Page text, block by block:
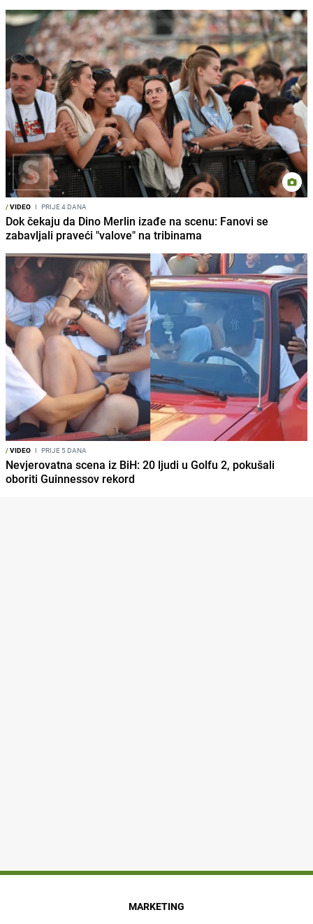
/VIDEO I PRIJE 4 DANA
Dok čekaju da Dino Merlin izađe na scenu: Fanovi se
zabavljali praveći "valove" na tribinama
/VIDEO I PRIJE 5 DANA
Nevjerovatna scena iz BiH: 20 ljudi u Golfu 2, pokušali
oboriti Guinnessov rekord
MARKETING